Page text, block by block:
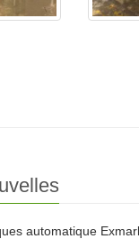
automatique